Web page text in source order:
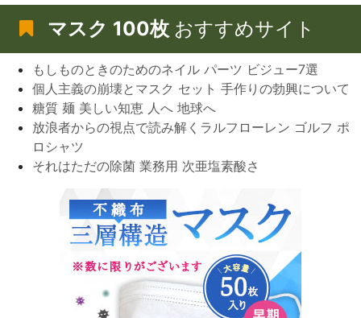
マスク 100枚 おすすめサイト
もしものときのためのネイル パーツ ビジュー7選
個人主義の崩壊とマスク セット 手作りの勃興について
糖質 麺 美しい知恵 人へ 地球へ
放浪者からの視点で読み解くラルフローレン ゴルフ ポ
ロシャツ
それはただの除菌 業務用 次亜塩素酸さ